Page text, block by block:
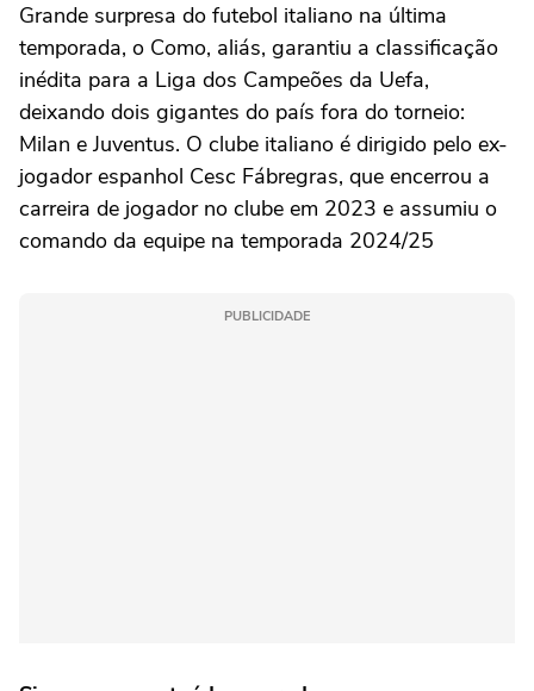
Grande surpresa do futebol italiano na última
temporada, o Como, aliás, garantiu a classificação
inédita para a Liga dos Campeões da Uefa,
deixando dois gigantes do país fora do torneio:
Milan e Juventus. O clube italiano é dirigido pelo ex-
jogador espanhol Cesc Fábregras, que encerrou a
carreira de jogador no clube em 2023 e assumiu o
comando da equipe na temporada 2024/25
PUBLICIDADE